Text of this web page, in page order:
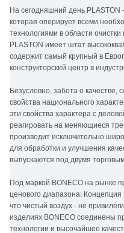
На сегодняшний день PLASTON
которая оперирует всеми
технологиями в области
PLASTON имеет штат
содержит самый крупный в
конструкторский центр в
Безусловно, забота о качестве,
свойства национального
эти свойства характера с
реагировать на меняющиеся
производит исключительно
для обработки и улучшения
выпускаются под двумя
Под маркой BONECO на рынке
ценового диапазона.
что чистый воздух - не
изделиях BONECO соединены
технологии и высочайшее